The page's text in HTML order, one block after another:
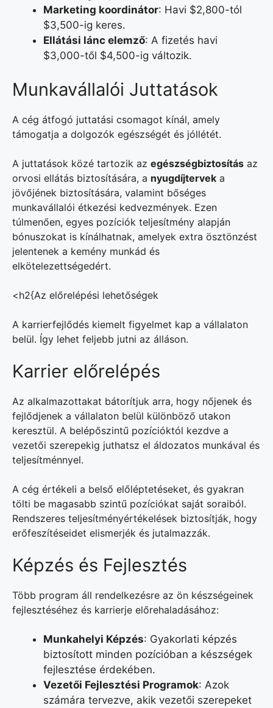
Marketing koordinátor: Havi $2,800-tól
$3,500-ig keres.
Ellátási lánc elemző: A fizetés havi
$3,000-től $4,500-ig változik.
Munkavállalói Juttatások
A cég átfogó juttatási csomagot kínál, amely
támogatja a dolgozók egészségét és jóllétét.
A juttatások közé tartozik az egészségbiztosítás az
orvosi ellátás biztosítására, a nyugdíjtervek a
jövőjének biztosítására, valamint bőséges
munkavállalói étkezési kedvezmények. Ezen
túlmenően, egyes pozíciók teljesítmény alapján
bónuszokat is kínálhatnak, amelyek extra ösztönzést
jelentenek a kemény munkád és
elkötelezettségedért.
<h2{Az előrelépési lehetőségek
A karrierfejlődés kiemelt figyelmet kap a vállalaton
belül. Így lehet feljebb jutni az álláson.
Karrier előrelépés
Az alkalmazottakat bátorítjuk arra, hogy nőjenek és
fejlődjenek a vállalaton belül különböző utakon
keresztül. A belépőszintű pozícióktól kezdve a
vezetői szerepekig juthatsz el áldozatos munkával és
teljesítménnyel.
A cég értékeli a belső előléptetéseket, és gyakran
tölti be magasabb szintű pozíciókat saját soraiból.
Rendszeres teljesítményértékelések biztosítják, hogy
erőfeszítéseidet elismerjék és jutalmazzák.
Képzés és Fejlesztés
Több program áll rendelkezésre az ön készségeinek
fejlesztéséhez és karrierje előrehaladásához:
Munkahelyi Képzés: Gyakorlati képzés
biztosított minden pozícióban a készségek
fejlesztése érdekében.
Vezetői Fejlesztési Programok: Azok
számára tervezve, akik vezetői szerepeket